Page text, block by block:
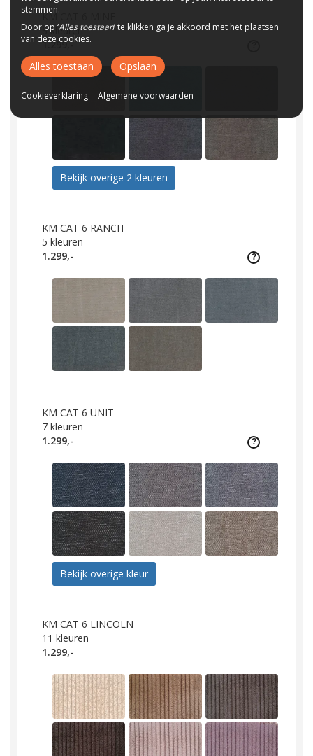
KM CAT 6 MINE
8 kleuren
1.299,-
Bekijk overige 2 kleuren
KM CAT 6 RANCH
5 kleuren
1.299,-
KM CAT 6 UNIT
7 kleuren
1.299,-
Bekijk overige kleur
KM CAT 6 LINCOLN
11 kleuren
1.299,-
stemmen.
Door op ‘Alles toestaan’ te klikken ga je akkoord met het plaatsen
van deze cookies.
Alles toestaan Opslaan
Cookieverklaring Algemene voorwaarden